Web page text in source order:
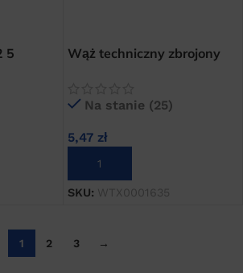
5
Wąż techniczny zbrojony
Na stanie (25)
5,47 zł
DODAJ DO KOSZYKA
SKU: WTX0001635
1 2 3 →